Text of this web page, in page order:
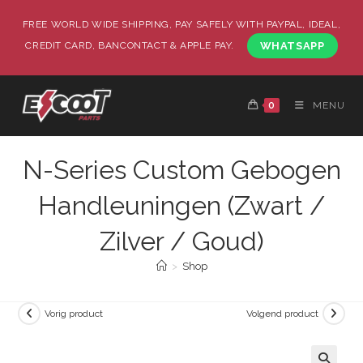
FREE WORLD WIDE SHIPPING, PAY SAFELY WITH PAYPAL, IDEAL,
CREDIT CARD, BANCONTACT & APPLE PAY.
WHATSAPP
0 MENU
N-Series Custom Gebogen
Handleuningen (Zwart /
Zilver / Goud)
> Shop
Vorig product Volgend product